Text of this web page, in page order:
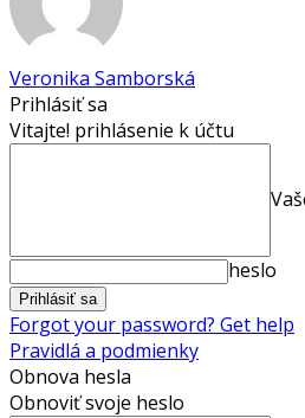
Veronika Samborská
Prihlásiť sa
Vitajte! prihlásenie k účtu
heslo
Forgot your password? Get help
Pravidlá a podmienky
Obnova hesla
Obnoviť svoje heslo